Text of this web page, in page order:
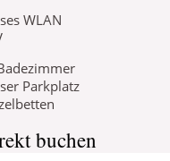
WLAN
Parkplatz
buchen